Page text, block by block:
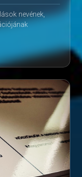
nevének,